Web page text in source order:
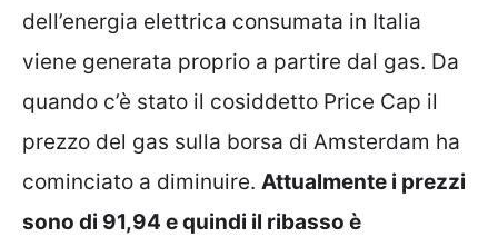
dell’energia elettrica consumata in Italia
viene generata proprio a partire dal gas. Da
quando c’è stato il cosiddetto Price Cap il
prezzo del gas sulla borsa di Amsterdam ha
cominciato a diminuire. Attualmente i prezzi
sono di 91,94 e quindi il ribasso è